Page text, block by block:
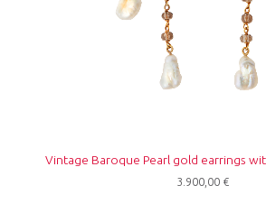
Vintage Baroque Pearl gold earrings
3.900,00 €